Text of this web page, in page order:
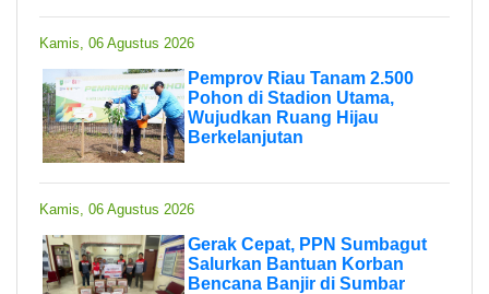
Kamis, 06 Agustus 2026
Pemprov Riau Tanam 2.500
Pohon di Stadion Utama,
Wujudkan Ruang Hijau
Berkelanjutan
Kamis, 06 Agustus 2026
Gerak Cepat, PPN Sumbagut
Salurkan Bantuan Korban
Bencana Banjir di Sumbar